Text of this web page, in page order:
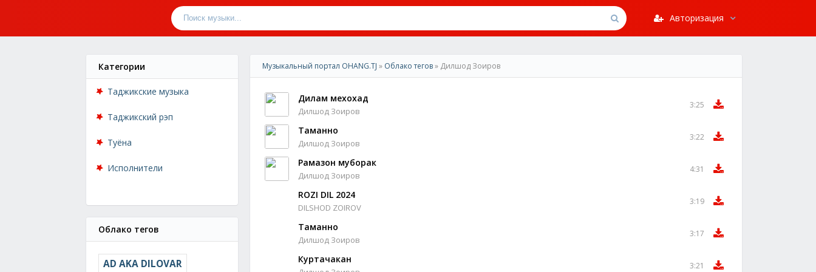
Авторизация
Категории
Таджикские музыка
Таджикский рэп
Туёна
Исполнители
Облако тегов
AD AKA DILOVAR
Музыкальный портал OHANG.TJ » Облако тегов» Дилшод Зоиров
Дилам мехохад
Дилшод Зоиров
3:25
Таманно
Дилшод Зоиров
3:22
Рамазон муборак
Дилшод Зоиров
4:31
ROZI DIL 2024
DILSHOD ZOIROV
3:19
Таманно
Дилшод Зоиров
3:17
Куртачакан
3:21